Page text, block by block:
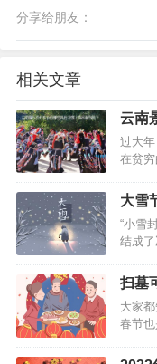
分享给朋友：
相关文章
云南
跟你
过大年
在贫
耍，
随着日
切了
大雪
“小雪
结成
将会迎
点和
享，
扫墓
么？
大家
春节
指到墓